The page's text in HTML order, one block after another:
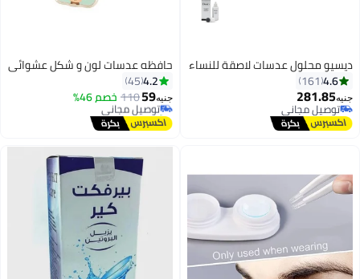
ديسيو محلول عدسات لاصقة للنساء
4.6
161
جنيه281.85
توصيل مجاني
توصيل مجاني
حافظه عدسات لون و شكل عشوائي
4.2
45
جنيه59
110 خصم 46%
توصيل مجاني
تم بيع +30 مؤخرًا
توصيل مجاني